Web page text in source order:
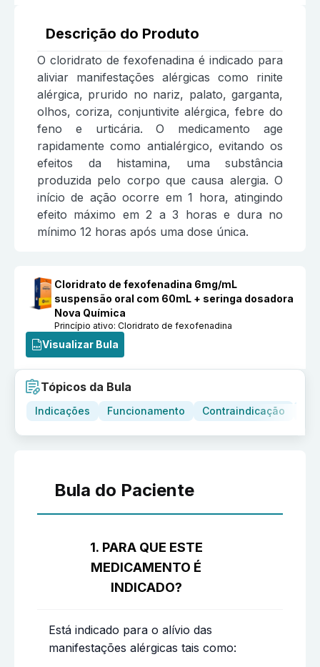
Descrição do Produto
O cloridrato de fexofenadina é indicado para
aliviar manifestações alérgicas como rinite
alérgica, prurido no nariz, palato, garganta,
olhos, coriza, conjuntivite alérgica, febre do
feno e urticária. O medicamento age
rapidamente como antialérgico, evitando os
efeitos da histamina, uma substância
produzida pelo corpo que causa alergia. O
início de ação ocorre em 1 hora, atingindo
efeito máximo em 2 a 3 horas e dura no
mínimo 12 horas após uma dose única.
Cloridrato de fexofenadina 6mg/mL
suspensão oral com 60mL + seringa dosadora
Nova Química
Princípio ativo:Cloridrato de fexofenadina
Visualizar Bula
Tópicos da Bula
Indicações Funcionamento Contraindicação
Bula do Paciente
1. PARA QUE ESTE
MEDICAMENTO É
INDICADO?
Está indicado para o alívio das
manifestações alérgicas tais como: